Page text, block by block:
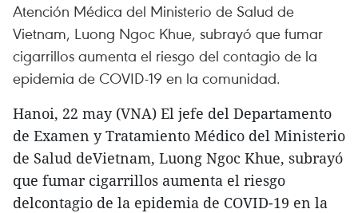
Atención Médica del Ministerio de Salud de
Vietnam, Luong Ngoc Khue, subrayó que fumar
cigarrillos aumenta el riesgo del contagio de la
epidemia de COVID-19 en la comunidad.
Hanoi, 22 may (VNA) El jefe del Departamento
de Examen y Tratamiento Médico del Ministerio
de Salud deVietnam, Luong Ngoc Khue, subrayó
que fumar cigarrillos aumenta el riesgo
delcontagio de la epidemia de COVID-19 en la